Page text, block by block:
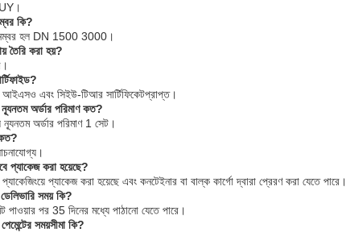
কি?
হল DN 1500 3000।
তৈরি করা হয়?
এবং সিইউ-টিআর সার্টিফিকেটপ্রাপ্ত।
অর্ডার পরিমাণ কত?
অর্ডার পরিমাণ 1 সেট।
প্যাকেজ করা হয়েছে?
প্যাকেজ করা হয়েছে এবং কনটেইনার বা বাল্ক কার্গো দ্বারা প্রেরণ করা যেতে পারে।
সময় কি?
পাওয়ার পর 35 দিনের মধ্যে পাঠানো যেতে পারে।
সময়সীমা কি?